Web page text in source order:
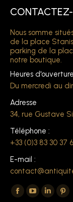
Nous somme
de la place
parking de la
notre boutique.
Heures
Du mercredi au
Adresse
34, rue Gustave
Téléphone :
+33 (0)3 83 30 37
E-mail :
Trouvez nous sur :
La
La
La
La